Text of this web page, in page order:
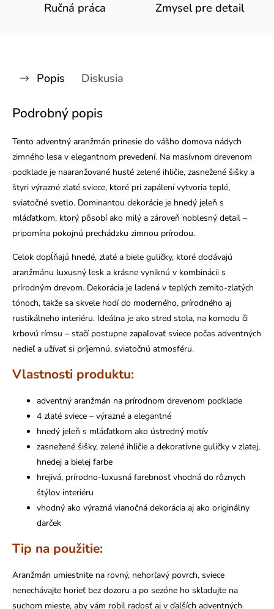
Ručná práca Zmysel pre detail
Popis Diskusia
Podrobný popis
Tento adventný aranžmán prinesie do vášho domova nádych
zimného lesa v elegantnom prevedení. Na masívnom drevenom
podklade je naaranžované husté zelené ihličie, zasnežené šišky a
štyri výrazné zlaté sviece, ktoré pri zapálení vytvoria teplé,
sviatočné svetlo. Dominantou dekorácie je hnedý jeleň s
mláďatkom, ktorý pôsobí ako milý a zároveň noblesný detail –
pripomína pokojnú prechádzku zimnou prírodou.
Celok dopĺňajú hnedé, zlaté a biele guličky, ktoré dodávajú
aranžmánu luxusný lesk a krásne vyniknú v kombinácii s
prírodným drevom. Dekorácia je ladená v teplých zemito-zlatých
tónoch, takže sa skvele hodí do moderného, prírodného aj
rustikálneho interiéru. Ideálna je ako stred stola, na komodu či
krbovú rímsu – stačí postupne zapaľovať sviece počas adventných
nedieľ a užívať si príjemnú, sviatočnú atmosféru.
Vlastnosti produktu:
adventný aranžmán na prírodnom drevenom podklade
4 zlaté sviece – výrazné a elegantné
hnedý jeleň s mláďatkom ako ústredný motív
zasnežené šišky, zelené ihličie a dekoratívne guličky v zlatej,
hnedej a bielej farbe
hrejivá, prírodno-luxusná farebnosť vhodná do rôznych
štýlov interiéru
vhodný ako výrazná vianočná dekorácia aj ako originálny
darček
Tip na použitie:
Aranžmán umiestnite na rovný, nehorľavý povrch, sviece
nenechávajte horieť bez dozoru a po sezóne ho skladujte na
suchom mieste, aby vám robil radosť aj v ďalších adventných